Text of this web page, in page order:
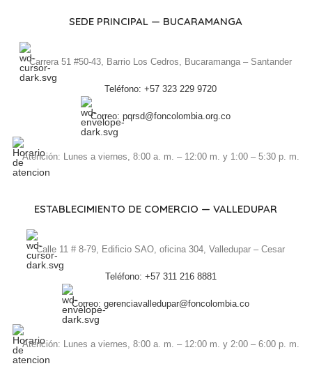
SEDE PRINCIPAL — BUCARAMANGA
Carrera 51 #50-43, Barrio Los Cedros, Bucaramanga – Santander
Teléfono: +57 323 229 9720
Correo: pqrsd@foncolombia.org.co
Atención: Lunes a viernes, 8:00 a. m. – 12:00 m. y 1:00 – 5:30 p. m.
ESTABLECIMIENTO DE COMERCIO — VALLEDUPAR
Calle 11 # 8-79, Edificio SAO, oficina 304, Valledupar – Cesar
Teléfono: +57 311 216 8881
Correo: gerenciavalledupar@foncolombia.co
Atención: Lunes a viernes, 8:00 a. m. – 12:00 m. y 2:00 – 6:00 p. m.